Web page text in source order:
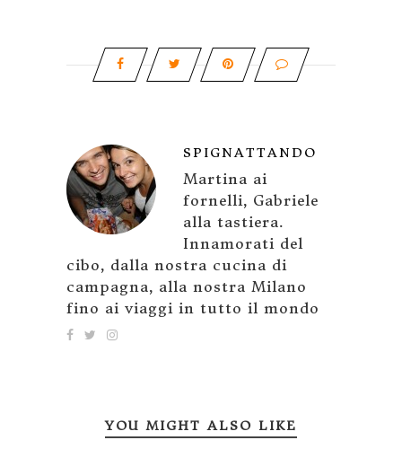
SPIGNATTANDO
Martina ai
fornelli, Gabriele
alla tastiera.
Innamorati del
cibo, dalla nostra cucina di
campagna, alla nostra Milano
fino ai viaggi in tutto il mondo
YOU MIGHT ALSO LIKE